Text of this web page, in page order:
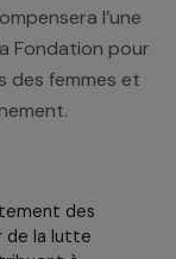
Danièle
vote en ligne
la Fondation